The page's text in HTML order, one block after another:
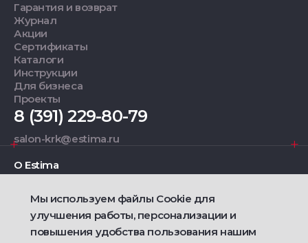
Гарантия и возврат
Журнал
Акции
Сертификаты
Каталоги
Инструкции
Для бизнеса
Проекты
8 (391) 229-80-79
salon-krk@estima.ru
О Estima
Дизайнерам
Мы используем файлы Cookie для
улучшения работы, персонализации и
повышения удобства пользования нашим